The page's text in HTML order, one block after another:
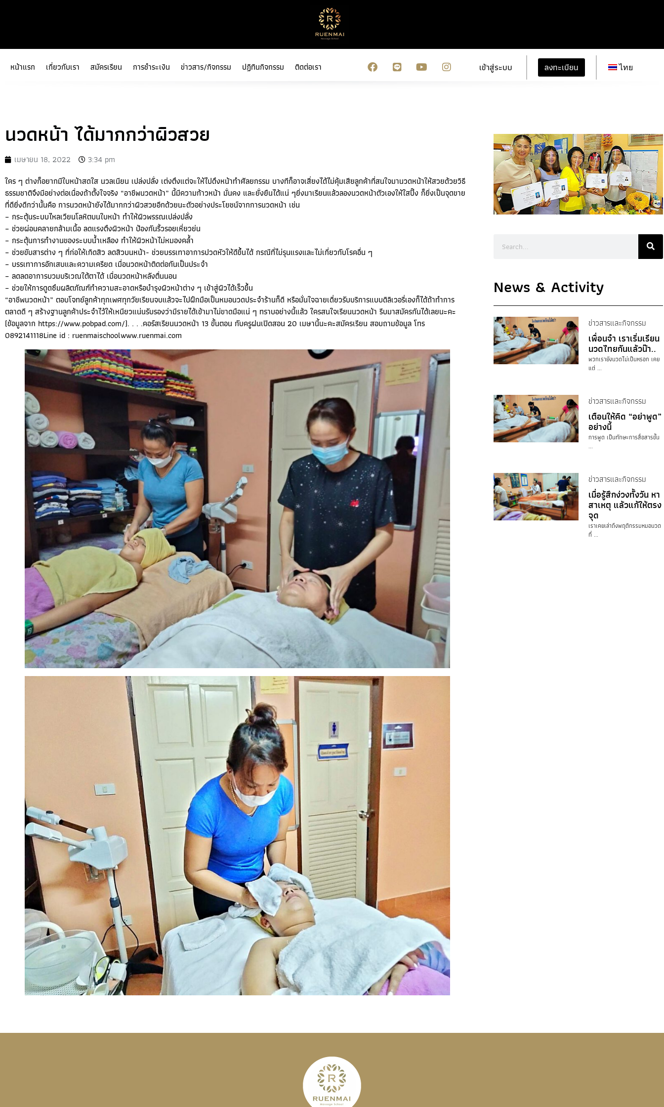
หน้าแรก เกี่ยวกับเรา สมัครเรียน การชำระเงิน ข่าวสาร/กิจกรรม ปฏิทินกิจกรรม ติดต่อเรา เข้าสู่ระบบ ลงทะเบียน ไทย
นวดหน้า ได้มากกว่าผิวสวย
เมษายน 18, 2022
3:34 pm
ใคร ๆ ต่างก็อยากมีใบหน้าสดใส นวลเนียน เปล่งปลั่ง เต่งตึงแต่จะให้ไปดึงหน้าทำศัลยกรรม บางทีก็อาจเสี่ยงได้ไม่คุ้มเสียลูกค้าที่สนใจมานวดหน้าให้สวยด้วยวิธี
ธรรมชาติจึงมีอย่างต่อเนื่องถ้าตั้งใจจริง “อาชีพนวดหน้า” นี้มีความก้าวหน้า มั่นคง และยั่งยืนได้แน่ ๆยิ่งมาเรียนแล้วลองนวดหน้าตัวเองให้ใสปิ๊ง ก็ยิ่งเป็นจุดขาย
ที่ดียิ่งดีกว่านั้นคือ การนวดหน้ายังได้มากกว่าผิวสวยอีกด้วยนะตัวอย่างประโยชน์จากการนวดหน้า เช่น
– กระตุ้นระบบไหลเวียนโลหิตบนใบหน้า ทำให้ผิวพรรณเปล่งปลั่ง
– ช่วยผ่อนคลายกล้ามเนื้อ ลดแรงตึงผิวหน้า ป้องกันริ้วรอยเหี่ยวย่น
– กระตุ้นการทำงานของระบบน้ำเหลือง ทำให้ผิวหน้าไม่หมองคล้ำ
– ช่วยขับสารต่าง ๆ ที่ก่อให้เกิดสิว ลดสิวบนหน้า- ช่วยบรรเทาอาการปวดหัวให้ดีขึ้นได้ กรณีที่ไม่รุนแรงและไม่เกี่ยวกับโรคอื่น ๆ
– บรรเทาการอักเสบและความเครียด เมื่อนวดหน้าติดต่อกันเป็นประจำ
– ลดลดอาการบวมบริเวณใต้ตาได้ เมื่อนวดหน้าหลังตื่นนอน
– ช่วยให้การดูดซึมผลิตภัณฑ์ทำความสะอาดหรือบำรุงผิวหน้าต่าง ๆ เข้าสู่ผิวได้เร็วขึ้น
“อาชีพนวดหน้า” ตอบโจทย์ลูกค้าทุกเพศทุกวัยเรียนจบแล้วจะไปฝึกมือเป็นหมอนวดประจำร้านก็ดี หรือมั่นใจฉายเดี่ยวรับบริการแบบดิลิเวอรี่เองก็ได้ถ้าทำการ
ตลาดดี ๆ สร้างฐานลูกค้าประจำไว้ให้เหนียวแน่นรับรองว่ามีรายได้เข้ามาไม่ขาดมือแน่ ๆ ทราบอย่างนี้แล้ว ใครสนใจเรียนนวดหน้า รีบมาสมัครกันได้เลยนะคะ
(ข้อมูลจาก https://www.pobpad.com/). . . .คอร์สเรียนนวดหน้า 13 ขั้นตอน กับครูฝนเปิดสอน 20 เมษานี้นะคะสมัครเรียน สอบถามข้อมูล โทร
0892141118Line id : ruenmaischoolwww.ruenmai.com
News & Activity
ข่าวสารและกิจกรรม
เพื่อนจ๋า เราเริ่มเรียน
นวดไทยกันแล้วน๊า..
พวกเรายังนวดไม่เป็นหรอก เคย
แต่ ...
ข่าวสารและกิจกรรม
เตือนให้คิด “อย่าพูด”
อย่างนี้
การพูด เป็นทักษะการสื่อสารขั้น
...
ข่าวสารและกิจกรรม
เมื่อรู้สึกง่วงทั้งวัน หา
สาเหตุ แล้วแก้ให้ตรง
จุด
เราเคยเล่าถึงพฤติกรรมหมอนวด
ที่ ...